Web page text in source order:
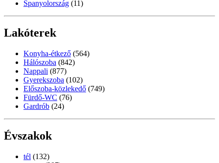
Spanyolország (11)
Lakóterek
Konyha-étkező (564)
Hálószoba (842)
Nappali (877)
Gyerekszoba (102)
Előszoba-közlekedő (749)
Fürdő-WC (76)
Gardrób (24)
Évszakok
tél (132)